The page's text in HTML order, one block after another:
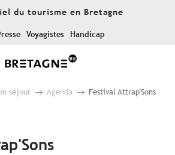
du tourisme en Bretagne
Voyagistes Handicap
séjour Agenda Festival Attrap'Sons